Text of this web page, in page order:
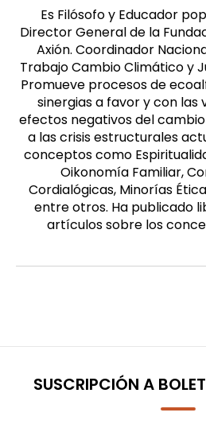
Masculino
Es Filósofo y Educador
Director General de la
Axión. Coordinador
Trabajo Cambio Climático y
Promueve procesos de
sinergias a favor y con las
efectos negativos del
a las crisis estructurales
conceptos como
Oikonomía Familiar,
Cordialógicas, Minorías
entre otros. Ha publicado
artículos sobre los
SUSCRIPCIÓN A